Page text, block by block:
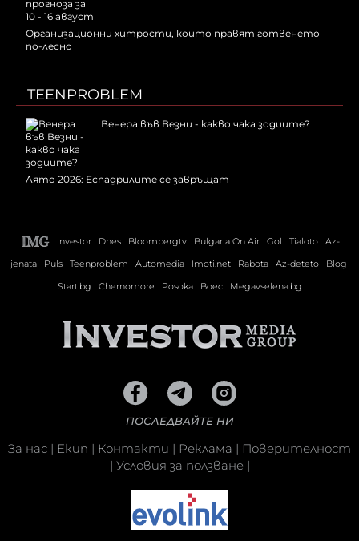
Организационни хитрости, които правят готвенето
по-лесно
TEENPROBLEM
Венера във Везни - какво чака зодиите?
Лято 2026: Еспадрилите се завръщат
Investor Dnes Bloombergtv Bulgaria On Air Gol Tialoto
Az-
jenata
Puls Teenproblem Automedia Imoti.net Rabota Az-deteto
Blog
Start.bg
Chernomore Posoka Boec Megavselena.bg
ПОСЛЕДВАЙТЕ НИ
За нас | Екип | Контакти | Реклама | Поверителност
| Условия за ползване|